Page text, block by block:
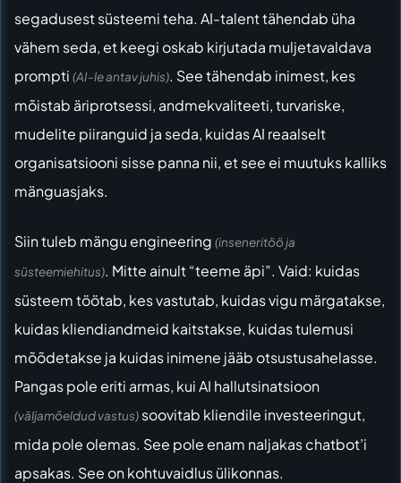
segadusest süsteemi teha. AI-talent tähendab üha
vähem seda, et keegi oskab kirjutada muljetavaldava
prompti (AI-le antav juhis). See tähendab inimest, kes
mõistab äriprotsessi, andmekvaliteeti, turvariske,
mudelite piiranguid ja seda, kuidas AI reaalselt
organisatsiooni sisse panna nii, et see ei muutuks kalliks
mänguasjaks.
Siin tuleb mängu engineering (inseneritöö ja
süsteemiehitus). Mitte ainult “teeme äpi”. Vaid: kuidas
süsteem töötab, kes vastutab, kuidas vigu märgatakse,
kuidas kliendiandmeid kaitstakse, kuidas tulemusi
mõõdetakse ja kuidas inimene jääb otsustusahelasse.
Pangas pole eriti armas, kui AI hallutsinatsioon
(väljamõeldud vastus) soovitab kliendile investeeringut,
mida pole olemas. See pole enam naljakas chatbot’i
apsakas. See on kohtuvaidlus ülikonnas.